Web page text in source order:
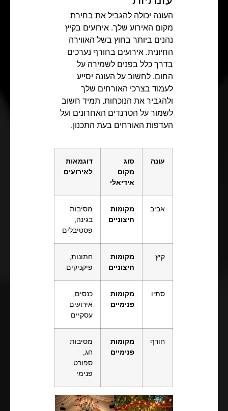
העונה יכולה להגביל את בחירת
מקום האירוע שלך. אירועים בקיץ
נהנים ביותר בחוץ בשל האווירה
החיונית. אירועים בחורף נערכים
בדרך כלל בפנים לשמירה על
החום. לחשוב על העונה יסייע
לעמוד בצרכי האורחים שלך
ולהגביר את הנוכחות. תמיד חשוב
לשמור על הטרנדים האחרונים ועל
העדפות האורחים בעת התכנון.
עונה
סוג
מקום
אידיאלי
דוגמאות
לאירועים
אביב
מקומות
חיצוניים
מסיבות
בגינה,
פסטיבלים
קיץ
מקומות
חיצוניים
חתונות,
פיקניקים
סתיו
מקומות
פנימיים
כנסים,
אירועים
עסקיים
חורף
מקומות
פנימיים
מסיבות
חג,
ספורט
פנימי